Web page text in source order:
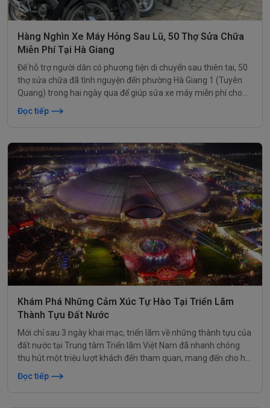
Hàng Nghìn Xe Máy Hỏng Sau Lũ, 50 Thợ Sửa Chữa
Miễn Phí Tại Hà Giang
Để hỗ trợ người dân có phương tiện di chuyển sau thiên tai, 50
thợ sửa chữa đã tình nguyện đến phường Hà Giang 1 (Tuyên
Quang) trong hai ngày qua để giúp sửa xe máy miễn phí cho
cộng đồng.
Đọc tiếp
Khám Phá Những Cảm Xúc Tự Hào Tại Triển Lãm
Thành Tựu Đất Nước
Mới chỉ sau 3 ngày khai mạc, triển lãm về những thành tựu của
đất nước tại Trung tâm Triển lãm Việt Nam đã nhanh chóng
thu hút một triệu lượt khách đến tham quan, mang đến cho họ
những trải nghiệm vô cùng đặc sắc.
Đọc tiếp